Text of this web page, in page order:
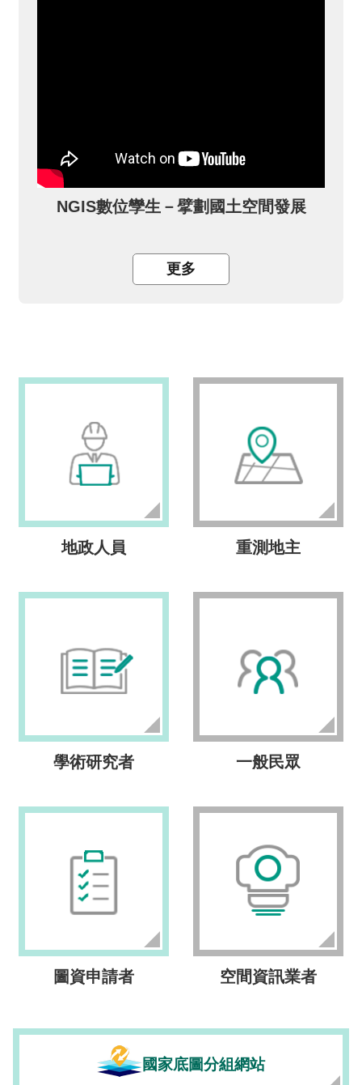
NGIS數位孿生－擘劃國土空間發展
更多
地政人員 重測地主
學術研究者 一般民眾
圖資申請者 空間資訊業者
國家底圖分組網站